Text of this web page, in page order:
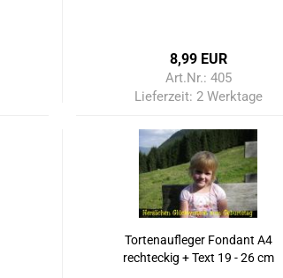
8,99 EUR
Art.Nr.: 405
Lieferzeit: 2 Werktage
Tortenaufleger Fondant A4
rechteckig + Text 19 - 26 cm